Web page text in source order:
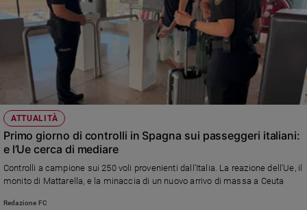
Parola
del
giorno
Santo
giorno
Società
e
valori
e
Creato
Volontariato
ATTUALITÀ
Primo giorno di controlli in Spagna sui passeggeri italiani:
e l’Ue cerca di mediare
Controlli a campione sui 250 voli provenienti dall’Italia. La reazione dell’Ue, il
monito di Mattarella, e la minaccia di un nuovo arrivo di massa a Ceuta
Redazione FC